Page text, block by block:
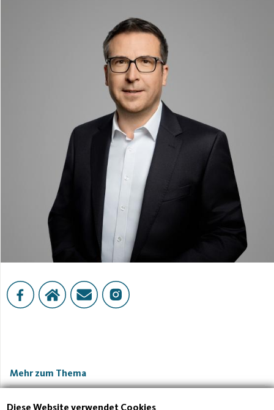
Mehr zum Thema
Diese Website verwendet Cookies